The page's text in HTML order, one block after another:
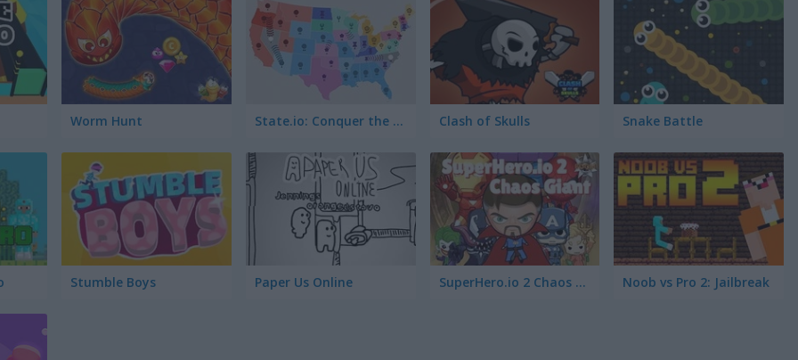
Worm Hunt State.io: Conquer the World Clash of Skulls Snake Battle
Stumble Boys Paper Us Online SuperHero.io 2 Chaos Giant Noob vs Pro 2: Jailbreak